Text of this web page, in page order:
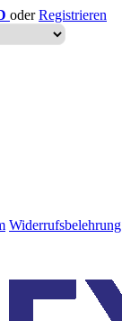
oder Registrieren
Widerrufsbelehrung